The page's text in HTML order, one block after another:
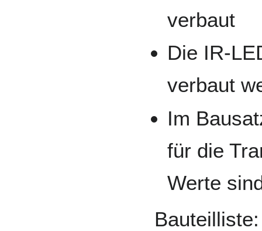
verbaut
Die IR-
verbaut
Im
für die
Werte
Bauteilliste: